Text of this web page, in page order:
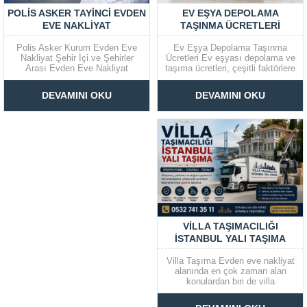
POLIS ASKER TAYINCI EVDEN
EVE NAKLIYAT
Polis Asker Kurum Evden Eve
Nakliyat Şehir İçi ve Şehirler
Arası Evden Eve Nakliyat
Şehirlerarası Nakliyat için
gerekiyor? Eşyalarınız çok ve
kıymetli parçalardan mı
DEVAMINI OKU
EV EŞYA DEPOLAMA
TAŞINMA ÜCRETLERI
Ev Eşya Depolama Taşınma
Ücretleri Ev eşyası depolama ve
taşıma ücretleri, çeşitli faktörlere
bağlı olarak geniş bir aralıkta
sabit bir fiyattan ziyade,
ihtiyaçlarınıza ve tercihlerinize
göre belirlenir. Fiyatları etkileyen
başlıca unsurlar şunlardır: Eşya
Depolama Ücretleri Depo...
DEVAMINI OKU
VILLA TAŞIMACILIĞI
İSTANBUL YALI TAŞIMA
Villa Taşıma Evden eve nakliyat
alanında en çok zaman alan
konulardan biri de villa
taşıma hizmetidir. Villa, alan